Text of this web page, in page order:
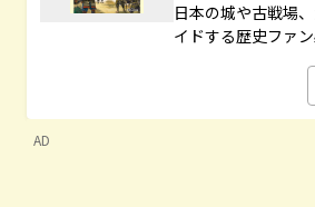
日本の城や古戦場
イドする歴史ファン
AD